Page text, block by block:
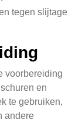
tegen slijtage
voorbereiding
en
te gebruiken,
andere